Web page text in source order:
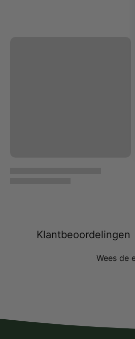
Klantbeoordelingen
Wees de